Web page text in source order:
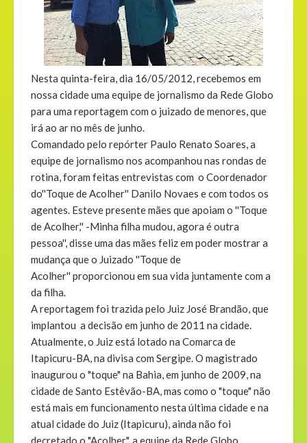
Nesta quinta-feira, dia 16/05/2012, recebemos em
nossa cidade uma equipe de jornalismo da Rede Globo
para uma reportagem com o juizado de menores, que
irá ao ar no mês de junho.
Comandado pelo repórter Paulo Renato Soares, a
equipe de jornalismo nos acompanhou nas rondas de
rotina, foram feitas entrevistas com o Coordenador
do''Toque de Acolher'' Danilo Novaes e com todos os
agentes. Esteve presente mães que apoiam o ''Toque
de Acolher,'' -Minha filha mudou, agora é outra
pessoa'', disse uma das mães feliz em poder mostrar a
mudança que o Juizado ''Toque de
Acolher'' proporcionou em sua vida juntamente com a
da filha.
A reportagem foi trazida pelo Juiz José Brandão, que
implantou a decisão em junho de 2011 na cidade.
Atualmente, o Juiz está lotado na Comarca de
Itapicuru-BA, na divisa com Sergipe. O magistrado
inaugurou o "toque" na Bahia, em junho de 2009, na
cidade de Santo Estêvão-BA, mas como o "toque" não
está mais em funcionamento nesta última cidade e na
atual cidade do Juiz (Itapicuru), ainda não foi
decretado o "Acolher", a equipe da Rede Globo